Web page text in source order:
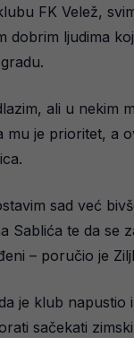
FK Velež,
dobrim ljudima
ali u nekim
mu je prioritet, a
sad već
Sablića te da se
– poručio je
je klub napustio
sačekati